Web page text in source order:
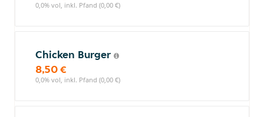
0,0% vol, inkl. Pfand (0,00 €)
Chicken Burger
8,50 €
0,0% vol, inkl. Pfand (0,00 €)